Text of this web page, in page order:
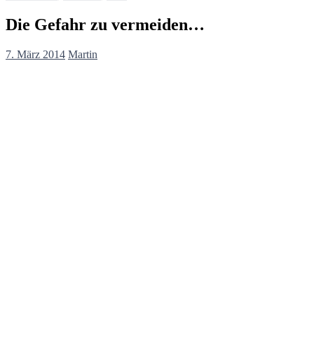
Die Gefahr zu vermeiden…
7. März 2014 Martin